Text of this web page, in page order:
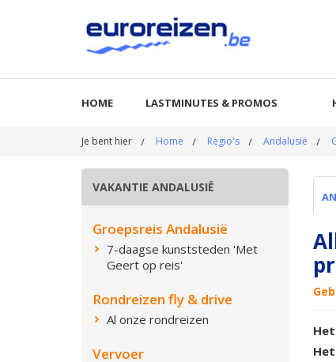
HOME LASTMINUTES & PROMOS
Je bent hier Home Regio's Andalusië
VAKANTIE ANDALUSIË
Groepsreis Andalusië
7-daagse kunststeden 'Met
Geert op reis'
Rondreizen fly & drive
Al onze rondreizen
Vervoer